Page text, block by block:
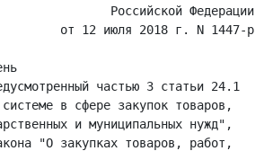
Российской Федерации
от 12 июля 2018 г. N 1447-р
частью 3 статьи 24.1
в сфере закупок товаров,
и муниципальных нужд",
"О закупках товаров, работ,